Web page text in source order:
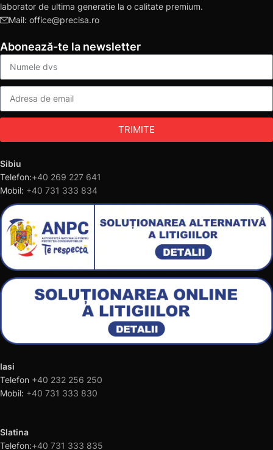
laborator de ultima generatie la o calitate premium.
Mail: office@precisa.ro
Abonează-te la newsletter
TRIMITE
Sibiu
Telefon:+40 269 227 641
Mobil: +40 731 333 834
Iasi
Telefon +40 232 256 250
Mobil: +40 731 333 830
Slatina
Telefon:+40 731 333 835